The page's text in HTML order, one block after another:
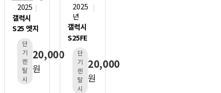
2025
갤럭시
S25 엣지
단
기
렌
탈
시
20,000
원
2025
년
갤럭시
S25FE
단
기
렌
탈
시
20,000
원